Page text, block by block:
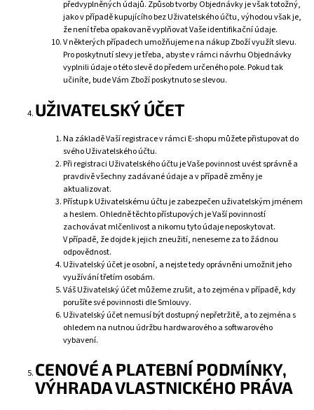
předvyplněných údajů. Způsob tvorby Objednávky je však totožný,
jako v případě kupujícího bez Uživatelského účtu, výhodou však je,
že není třeba opakovaně vyplňovat Vaše identifikační údaje.
V některých případech umožňujeme na nákup Zboží využít slevu.
Pro poskytnutí slevy je třeba, abyste v rámci návrhu Objednávky
vyplnili údaje o této slevě do předem určeného pole. Pokud tak
učiníte, bude Vám Zboží poskytnuto se slevou.
UŽIVATELSKÝÚČET
Na základě Vaší registrace v rámci E-shopu můžete přistupovat do
svého Uživatelského účtu.
Při registraci Uživatelského účtu je Vaše povinnost uvést správně a
pravdivě všechny zadávané údaje a v případě změny je
aktualizovat.
Přístup k Uživatelskému účtu je zabezpečen uživatelským jménem
a heslem. Ohledně těchto přístupových je Vaší povinností
zachovávat mlčenlivost a nikomu tyto údaje neposkytovat.
V případě, že dojde k jejich zneužití, neneseme za to žádnou
odpovědnost.
Uživatelský účet je osobní, a nejste tedy oprávněni umožnit jeho
využívání třetím osobám.
Váš Uživatelský účet můžeme zrušit, a to zejména v případě, kdy
porušíte své povinnosti dle Smlouvy.
Uživatelský účet nemusí být dostupný nepřetržitě, a to zejména s
ohledem na nutnou údržbu hardwarového a softwarového
vybavení.
CENOVÉ A PLATEBNÍ PODMÍNKY,
VÝHRADA VLASTNICKÉHO PRÁVA